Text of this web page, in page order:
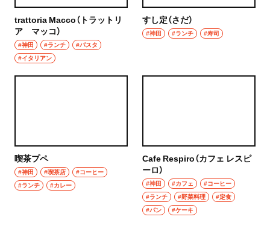
trattoria Macco（トラットリ
ア マッコ）
#神田 #ランチ
#パスタ
#イタリアン
すし定（さだ）
#神田 #ランチ #寿司
喫茶プペ
#神田 #喫茶店
#コーヒー
#ランチ
#カレー
Cafe Respiro（カフェ レスピ
ーロ）
#神田 #カフェ
#コーヒー
#ランチ
#野菜料理
#定食
#パン
#ケーキ